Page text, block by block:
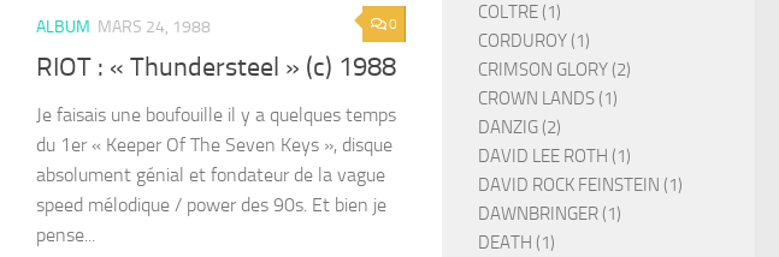
0
ALBUM MARS 24, 1988
RIOT : « Thundersteel » (c) 1988
Je faisais une boufouille il y a quelques temps
du 1er « Keeper Of The Seven Keys », disque
absolument génial et fondateur de la vague
speed mélodique / power des 90s. Et bien je
pense...
COLTRE (1)
CORDUROY (1)
CRIMSON GLORY (2)
CROWN LANDS (1)
DANZIG (2)
DAVID LEE ROTH (1)
DAVID ROCK FEINSTEIN (1)
DAWNBRINGER (1)
DEATH (1)